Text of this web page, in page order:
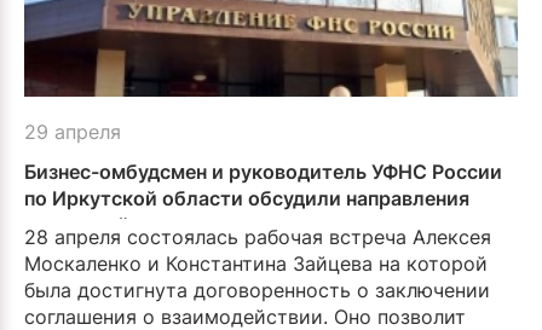
29 апреля
Бизнес-омбудсмен и руководитель УФНС России
по Иркутской области обсудили направления
взаимодействия
28 апреля состоялась рабо­чая встреча Алексея
Моска­ленко и Константина Зайцева на которой
была достигнута договоренность о заключе­нии
соглашения о взаимо­действии. Оно позволит